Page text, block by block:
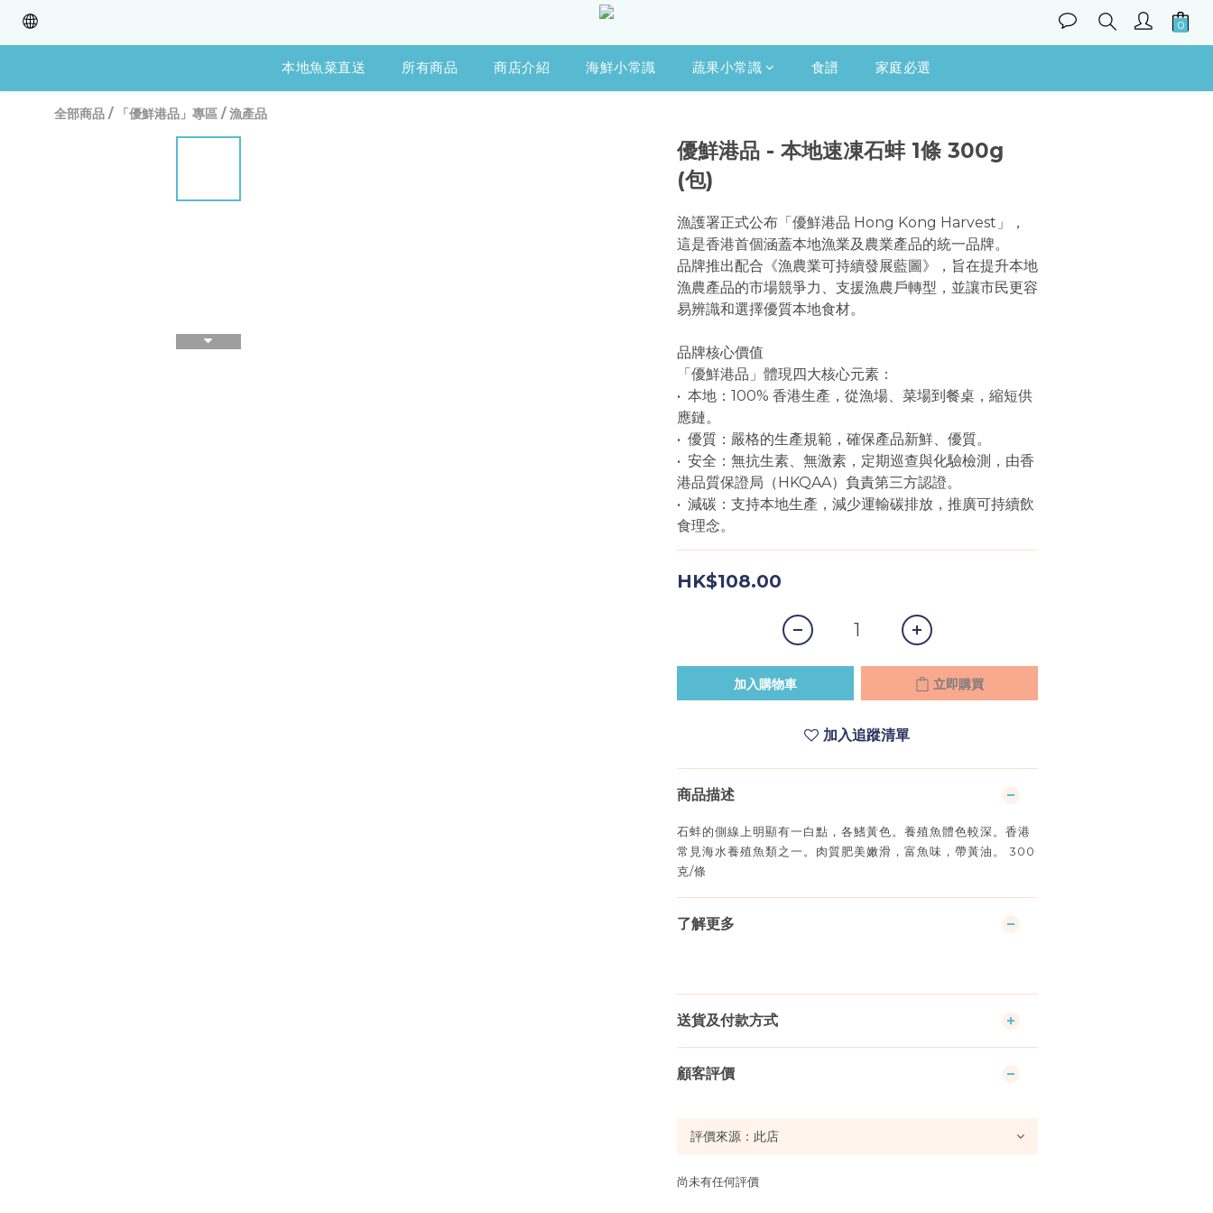
本地魚菜直送 所有商品 商店介紹 海鮮小常識 蔬果小常識 食譜 家庭必選
全部商品 / 「優鮮港品」專區 /漁產品
優鮮港品 - 本地速凍石蚌 1條 300g
(包)
漁護署正式公布「優鮮港品 Hong Kong Harvest」，
這是香港首個涵蓋本地漁業及農業產品的統一品牌。
品牌推出配合《漁農業可持續發展藍圖》，旨在提升本地
漁農產品的市場競爭力、支援漁農戶轉型，並讓市民更容
易辨識和選擇優質本地食材。
品牌核心價值
「優鮮港品」體現四大核心元素：
•  本地：100% 香港生產，從漁場、菜場到餐桌，縮短供
應鏈。
•  優質：嚴格的生產規範，確保產品新鮮、優質。
•  安全：無抗生素、無激素，定期巡查與化驗檢測，由香
港品質保證局（HKQAA）負責第三方認證。
•  減碳：支持本地生產，減少運輸碳排放，推廣可持續飲
食理念。
HK$108.00
加入購物車 立即購買
加入追蹤清單
商品描述
石蚌的側線上明顯有一白點，各鰭黃色。養殖魚體色較深。香港
常見海水養殖魚類之一。肉質肥美嫩滑，富魚味，帶黃油。 300
克/條
了解更多
送貨及付款方式
顧客評價
尚未有任何評價